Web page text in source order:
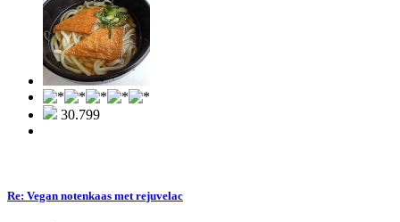
30.799
Re: Vegan notenkaas met rejuvelac